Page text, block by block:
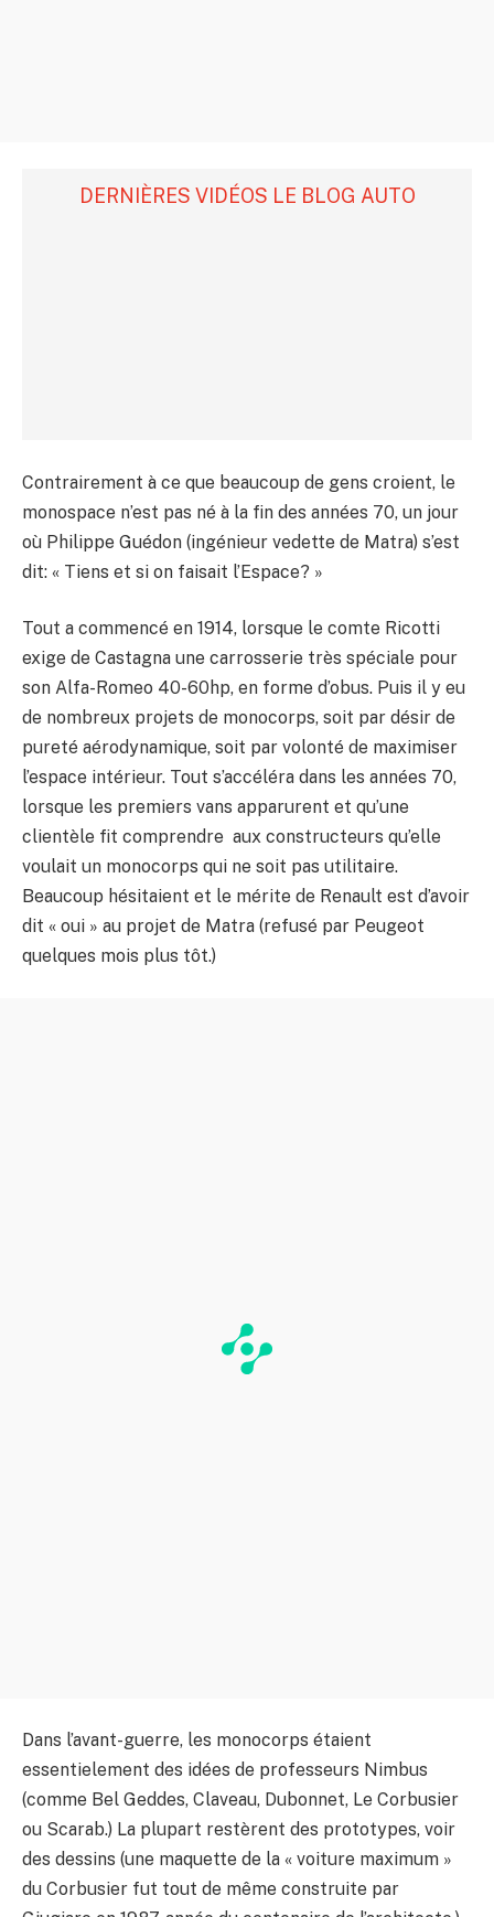
DERNIÈRES VIDÉOS LE BLOG AUTO
Contrairement à ce que beaucoup de gens croient, le
monospace n’est pas né à la fin des années 70, un jour
où Philippe Guédon (ingénieur vedette de Matra) s’est
dit: « Tiens et si on faisait l’Espace? »
Tout a commencé en 1914, lorsque le comte Ricotti
exige de Castagna une carrosserie très spéciale pour
son Alfa-Romeo 40-60hp, en forme d’obus. Puis il y eu
de nombreux projets de monocorps, soit par désir de
pureté aérodynamique, soit par volonté de maximiser
l’espace intérieur. Tout s’accéléra dans les années 70,
lorsque les premiers vans apparurent et qu’une
clientèle fit comprendre aux constructeurs qu’elle
voulait un monocorps qui ne soit pas utilitaire.
Beaucoup hésitaient et le mérite de Renault est d’avoir
dit « oui » au projet de Matra (refusé par Peugeot
quelques mois plus tôt.)
Dans l’avant-guerre, les monocorps étaient
essentielement des idées de professeurs Nimbus
(comme Bel Geddes, Claveau, Dubonnet, Le Corbusier
ou Scarab.) La plupart restèrent des prototypes, voir
des dessins (une maquette de la « voiture maximum »
du Corbusier fut tout de même construite par